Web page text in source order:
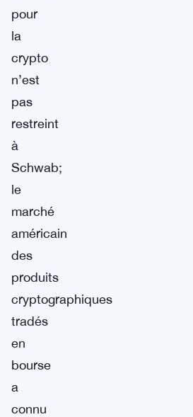
pour
la
crypto
n’est
pas
restreint
à
Schwab;
le
marché
américain
des
produits
cryptographiques
tradés
en
bourse
a
connu